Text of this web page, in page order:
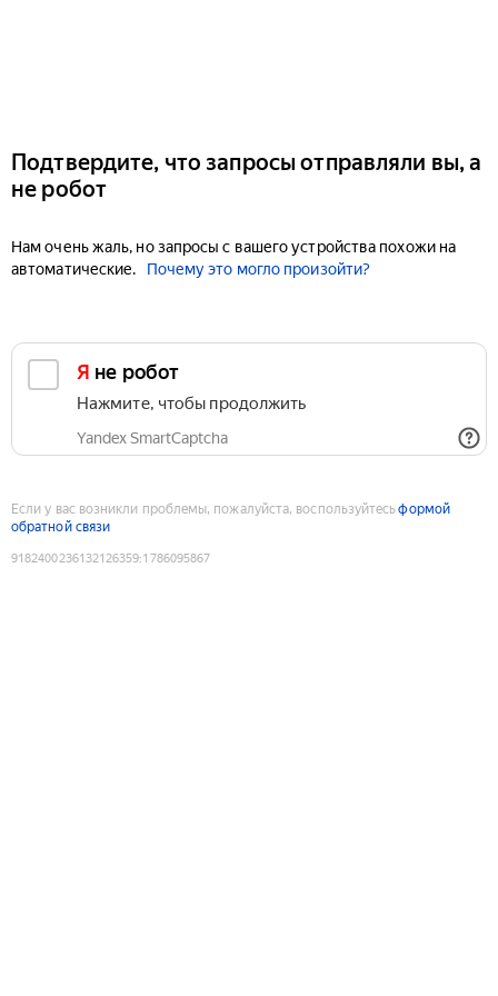
Подтвердите, что запросы отправляли вы, а
не робот
Нам очень жаль, но запросы с вашего устройства похожи на
автоматические.
Почему это могло произойти?
Я не робот
Нажмите, чтобы продолжить
Yandex SmartCaptcha
Если у вас возникли проблемы, пожалуйста, воспользуйтесьформой
обратной связи
9182400236132126359:1786095867